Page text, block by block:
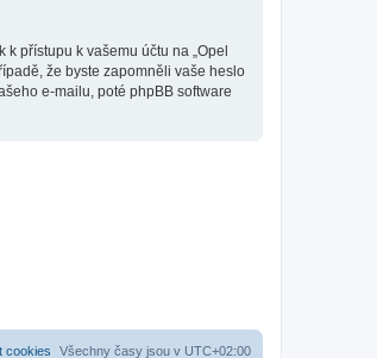
přístupu k vašemu účtu na „Opel
že byste zapomněli vaše heslo
e-mailu, poté phpBB software
Všechny časy jsou v UTC+02:00
cookies